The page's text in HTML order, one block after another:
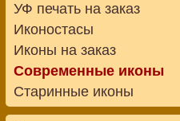
УФ печать на заказ
Иконостасы
Иконы на заказ
Современные иконы
Старинные иконы